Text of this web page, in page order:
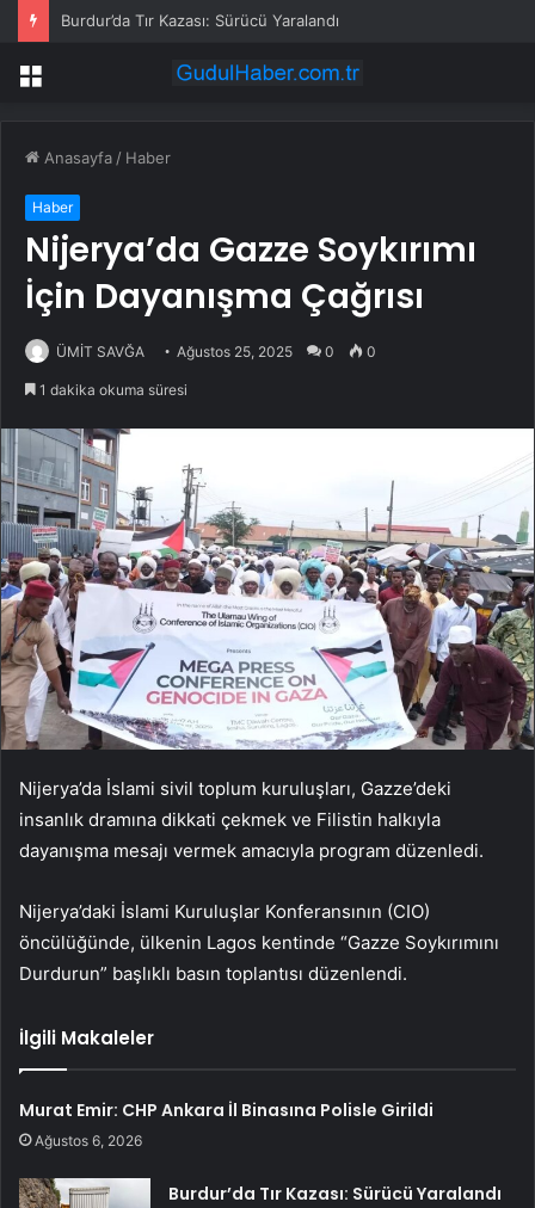
Burdur’da Tır Kazası: Sürücü Yaralandı
Menü
Anasayfa / Haber
Haber
Nijerya’da Gazze Soykırımı
İçin Dayanışma Çağrısı
ÜMİT SAVĞA Ağustos 25, 2025 0 0
1 dakika okuma süresi
Nijerya’da İslami sivil toplum kuruluşları, Gazze’deki
insanlık dramına dikkati çekmek ve Filistin halkıyla
dayanışma mesajı vermek amacıyla program düzenledi.
Nijerya’daki İslami Kuruluşlar Konferansının (CIO)
öncülüğünde, ülkenin Lagos kentinde “Gazze Soykırımını
Durdurun” başlıklı basın toplantısı düzenlendi.
İlgili Makaleler
Murat Emir: CHP Ankara İl Binasına Polisle Girildi
Ağustos 6, 2026
Burdur’da Tır Kazası: Sürücü Yaralandı